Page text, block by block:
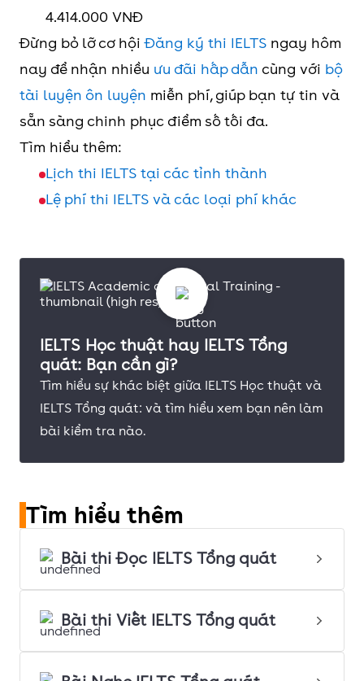
4.414.000 VNĐ
Đừng bỏ lỡ cơ hộiĐăng ký thi IELTS ngay hôm
nay để nhận nhiều ưu đãi hấp dẫn cùng với bộ
tài luyện ôn luyện miễn phí, giúp bạn tự tin và
sẵn sàng chinh phục điểm số tối đa.
Tìm hiểu thêm:
Lịch thi IELTS tại các tỉnh thành
Lệ phí thi IELTS và các loại phí khác
IELTS Học thuật hay IELTS Tổng
quát: Bạn cần gì?
Tìm hiểu sự khác biệt giữa IELTS Học thuật và
IELTS Tổng quát: và tìm hiểu xem bạn nên làm
bài kiểm tra nào.
Tìm hiểu thêm
Bài thi Đọc IELTS Tổng quát
Bài thi Viết IELTS Tổng quát